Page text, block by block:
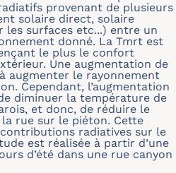
provenant de plusieurs
solaire direct, solaire
les surfaces etc...) entre un
donné. La Tmrt est
le plus le confort
Une augmentation de
augmenter le rayonnement
Cependant, l’augmentation
diminuer la température de
et donc, de réduire le
rue sur le piéton. Cette
radiatives sur le
est réalisée à partir d’une
d’été dans une rue canyon